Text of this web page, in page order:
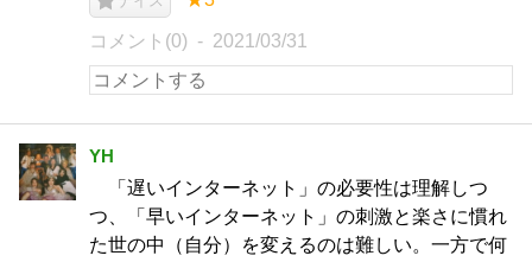
コメント(0) 2021/03/31
YH
「遅いインターネット」の必要性は理解しつ
つ、「早いインターネット」の刺激と楽さに慣れ
た世の中（自分）を変えるのは難しい。一方で何